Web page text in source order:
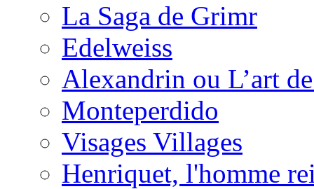
La Saga de Grimr
Edelweiss
Alexandrin ou L’art
Monteperdido
Visages Villages
Henriquet, l'homme